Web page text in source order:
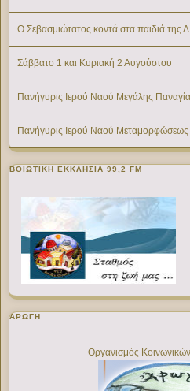
Ο Σεβασμιώτατος κοντά στα παιδιά της
Σάββατο 1 και Κυριακή 2 Αυγούστου
Πανήγυρις Ιερού Ναού Μεγάλης
Πανήγυρις Ιερού Ναού
ΒΟΙΩΤΙΚΉ ΕΚΚΛΗΣΊΑ 99,2 FM
ΑΡΩΓΗ
Οργανισμός